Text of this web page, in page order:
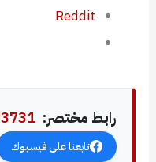
Reddit
رابط مختصر:
تابعنا على فيسبوك